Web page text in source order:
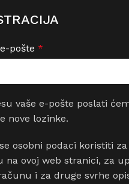
pošte *
vaše e-pošte poslati
nove lozinke.
osobni podaci koristiti
na ovoj web stranici, za
i za druge svrhe